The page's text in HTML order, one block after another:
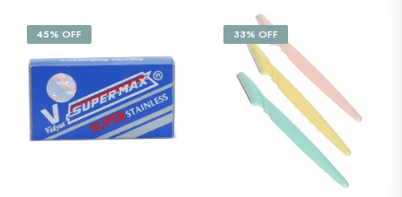
45% OFF 33% OFF